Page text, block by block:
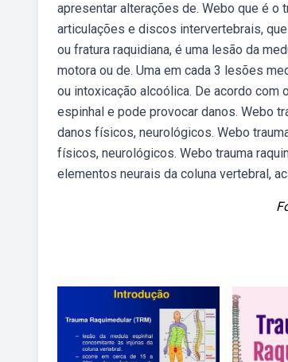
apresentar alterações de. Webo que é o
articulações e discos intervertebrais,
ou fratura raquidiana, é uma lesão da
motora ou de. Uma em cada 3 lesões
ou intoxicação alcoólica. De acordo com
espinhal e pode provocar danos. Webo
danos físicos, neurológicos. Webo
físicos, neurológicos. Webo trauma
elementos neurais da coluna vertebral,